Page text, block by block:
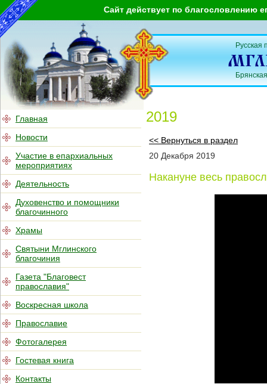
Сайт действует по благословлению
Главная
Новости
Участие в епархиальных
мероприятиях
Деятельность
Духовенство и помощники
благочинного
Храмы
Святыни Мглинского
благочиния
Газета "Благовест
православия"
Воскресная школа
Православие
Фотогалерея
Гостевая книга
Контакты
Русская
2019
<< Вернуться в раздел
20 Декабря 2019
Накануне весь